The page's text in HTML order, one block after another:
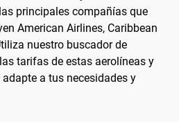
principales compañías que
American Airlines, Caribbean
nuestro buscador de
tarifas de estas aerolíneas y
a tus necesidades y